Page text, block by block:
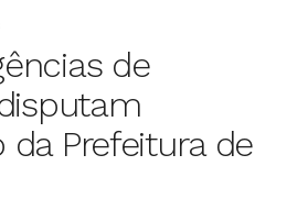
de
Prefeitura de